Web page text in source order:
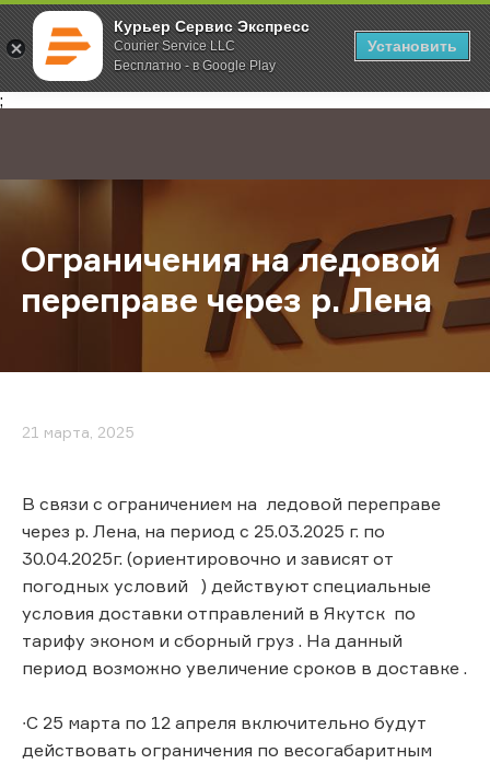
Курьер Сервис Экспресс
Courier Service LLC
Бесплатно - в Google Play
Установить
;
Главная О компании Новости Ограничения на ледовой
Ограничения на ледовой
переправе через р. Лена
21 марта, 2025
В связи с ограничением на ледовой переправе
через р. Лена, на период с 25.03.2025 г. по
30.04.2025г. (ориентировочно и зависят от
погодных условий ) действуют специальные
условия доставки отправлений в Якутск по
тарифу эконом и сборный груз . На данный
период возможно увеличение сроков в доставке .
∙С 25 марта по 12 апреля включительно будут
действовать ограничения по весогабаритным